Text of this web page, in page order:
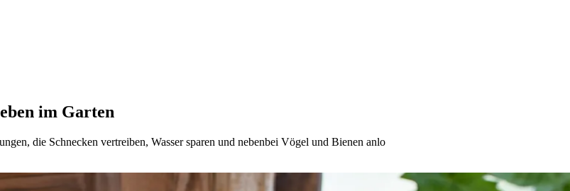
im Garten
die Schnecken vertreiben, Wasser sparen und nebenbei Vögel und Bienen anlo